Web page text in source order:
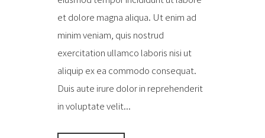
et dolore magna aliqua. Ut enim ad
minim veniam, quis nostrud
exercitation ullamco laboris nisi ut
aliquip ex ea commodo consequat.
Duis aute irure dolor in reprehenderit
in voluptate velit...